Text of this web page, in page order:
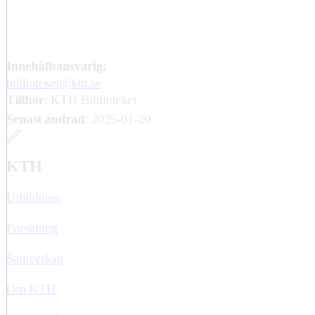
Innehållsansvarig:
biblioteket@kth.se
Tillhör
: KTH Biblioteket
Senast ändrad
2025-01-20
KTH
Utbildning
Forskning
Samverkan
Om KTH